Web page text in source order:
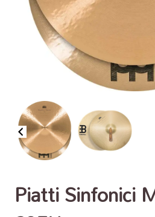
Piatti Sinfonici